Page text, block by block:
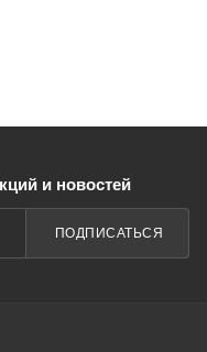
и новостей
ПОДПИСАТЬСЯ